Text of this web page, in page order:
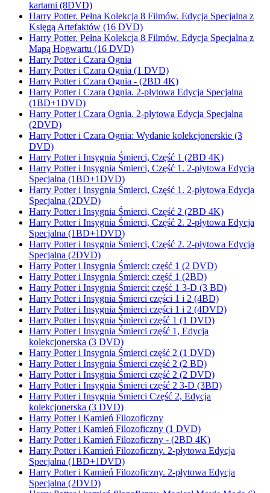
kartami (8DVD)
Harry Potter. Pełna Kolekcja 8 Filmów. Edycja Specjalna z
Księgą Artefaktów (16 DVD)
Harry Potter. Pełna Kolekcja 8 Filmów. Edycja Specjalna z
Mapą Hogwartu (16 DVD)
Harry Potter i Czara Ognia
Harry Potter i Czara Ognia (1 DVD)
Harry Potter i Czara Ognia - (2BD 4K)
Harry Potter i Czara Ognia. 2-płytowa Edycja Specjalna
(1BD+1DVD)
Harry Potter i Czara Ognia. 2-płytowa Edycja Specjalna
(2DVD)
Harry Potter i Czara Ognia: Wydanie kolekcjonerskie (3
DVD)
Harry Potter i Insygnia Śmierci, Część 1 (2BD 4K)
Harry Potter i Insygnia Śmierci, Część 1. 2-płytowa Edycja
Specjalna (1BD+1DVD)
Harry Potter i Insygnia Śmierci, Część 1. 2-płytowa Edycja
Specjalna (2DVD)
Harry Potter i Insygnia Śmierci, Część 2 (2BD 4K)
Harry Potter i Insygnia Śmierci, Część 2. 2-płytowa Edycja
Specjalna (1BD+1DVD)
Harry Potter i Insygnia Śmierci, Część 2. 2-płytowa Edycja
Specjalna (2DVD)
Harry Potter i Insygnia Śmierci: część 1 (2 DVD)
Harry Potter i Insygnia Śmierci: część 1 (2BD)
Harry Potter i Insygnia Śmierci: część 1 3-D (3 BD)
Harry Potter i Insygnia Śmierci części 1 i 2 (4BD)
Harry Potter i Insygnia Śmierci części 1 i 2 (4DVD)
Harry Potter i Insygnia Śmierci część 1 (1 DVD)
Harry Potter i Insygnia Śmierci część 1, Edycja
kolekcjonerska (3 DVD)
Harry Potter i Insygnia Śmierci część 2 (1 DVD)
Harry Potter i Insygnia Śmierci część 2 (2 BD)
Harry Potter i Insygnia Śmierci część 2 (2 DVD)
Harry Potter i Insygnia Śmierci część 2 3-D (3BD)
Harry Potter i Insygnia Śmierci Część 2, Edycja
kolekcjonerska (3 DVD)
Harry Potter i Kamień Filozoficzny
Harry Potter i Kamień Filozoficzny (1 DVD)
Harry Potter i Kamień Filozoficzny - (2BD 4K)
Harry Potter i Kamień Filozoficzny. 2-płytowa Edycja
Specjalna (1BD+1DVD)
Harry Potter i Kamień Filozoficzny. 2-płytowa Edycja
Specjalna (2DVD)